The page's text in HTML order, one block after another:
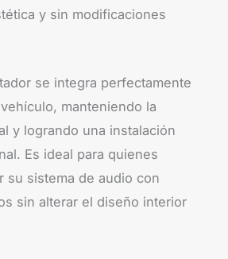
y sin modificaciones
se integra perfectamente
manteniendo la
y logrando una instalación
Es ideal para quienes
su sistema de audio con
sin alterar el diseño interior